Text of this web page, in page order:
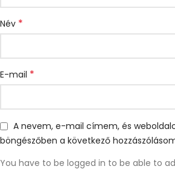
Név *
E-mail *
A nevem, e-mail címem, és
böngészőben a következő
You have to be logged in to be able to